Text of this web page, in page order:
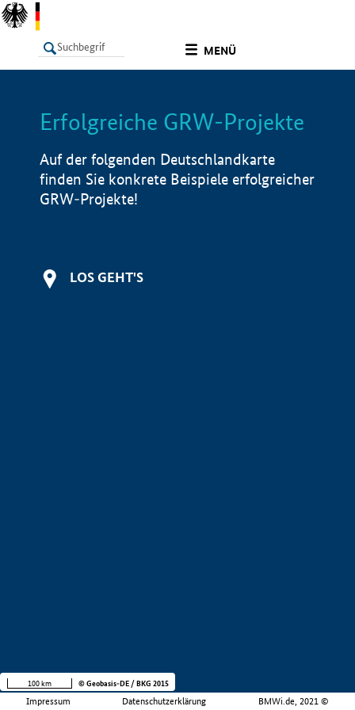
MENÜ
LISTE Info
Erfolgreiche GRW-Projekte
Auf der folgenden Deutschlandkarte
finden Sie konkrete Beispiele erfolgreicher
GRW-Projekte!
LOS GEHT'S
Impressum Datenschutzerklärung BMWi.de, 2021 ©
100 km © Geobasis-DE / BKG 2015